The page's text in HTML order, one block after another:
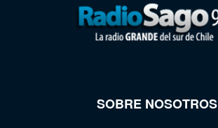
SOBRE NOSOTROS